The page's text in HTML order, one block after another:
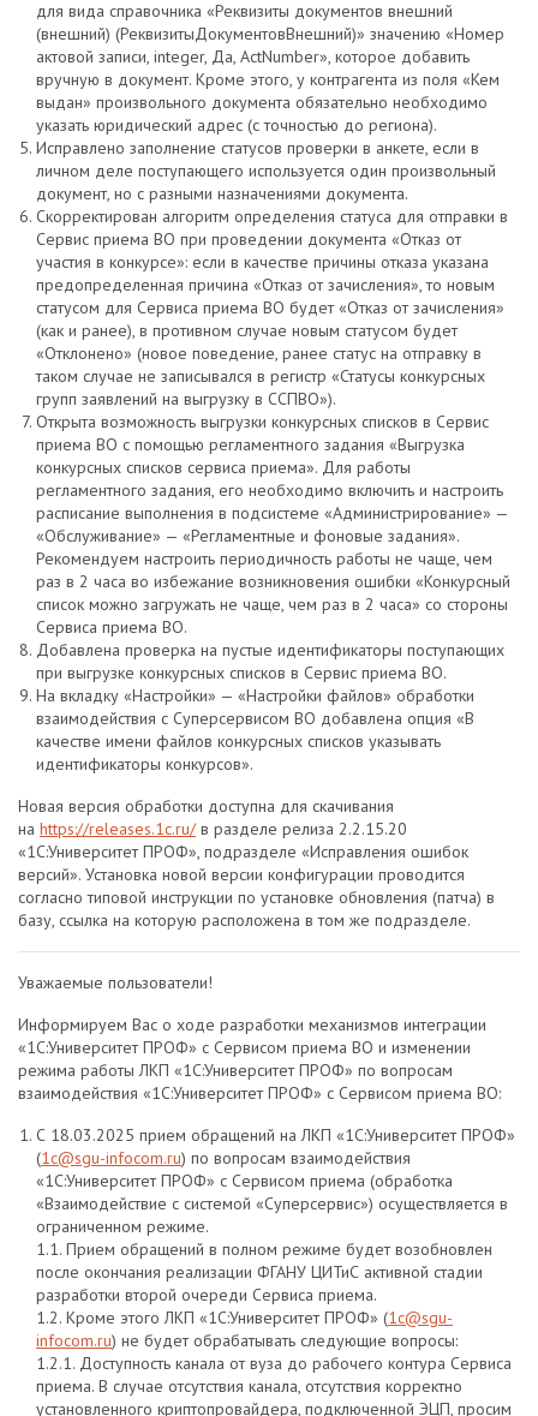
для вида справочника «Реквизиты документов внешний
(внешний) (РеквизитыДокументовВнешний)» значению «Номер
актовой записи, integer, Да, ActNumber», которое добавить
вручную в документ. Кроме этого, у контрагента из поля «Кем
выдан» произвольного документа обязательно необходимо
указать юридический адрес (с точностью до региона).
Исправлено заполнение статусов проверки в анкете, если в
личном деле поступающего используется один произвольный
документ, но с разными назначениями документа.
Скорректирован алгоритм определения статуса для отправки в
Сервис приема ВО при проведении документа «Отказ от
участия в конкурсе»: если в качестве причины отказа указана
предопределенная причина «Отказ от зачисления», то новым
статусом для Сервиса приема ВО будет «Отказ от зачисления»
(как и ранее), в противном случае новым статусом будет
«Отклонено» (новое поведение, ранее статус на отправку в
таком случае не записывался в регистр «Статусы конкурсных
групп заявлений на выгрузку в ССПВО»).
Открыта возможность выгрузки конкурсных списков в Сервис
приема ВО с помощью регламентного задания «Выгрузка
конкурсных списков сервиса приема». Для работы
регламентного задания, его необходимо включить и настроить
расписание выполнения в подсистеме «Администрирование» —
«Обслуживание» — «Регламентные и фоновые задания».
Рекомендуем настроить периодичность работы не чаще, чем
раз в 2 часа во избежание возникновения ошибки «Конкурсный
список можно загружать не чаще, чем раз в 2 часа» со стороны
Сервиса приема ВО.
Добавлена проверка на пустые идентификаторы поступающих
при выгрузке конкурсных списков в Сервис приема ВО.
На вкладку «Настройки» — «Настройки файлов» обработки
взаимодействия с Суперсервисом ВО добавлена опция «В
качестве имени файлов конкурсных списков указывать
идентификаторы конкурсов».
Новая версия обработки доступна для скачивания
на https://releases.1c.ru/в разделе релиза 2.2.15.20
«1С:Университет ПРОФ», подразделе «Исправления ошибок
версий». Установка новой версии конфигурации проводится
согласно типовой инструкции по установке обновления (патча) в
базу, ссылка на которую расположена в том же подразделе.
Уважаемые пользователи!
Информируем Вас о ходе разработки механизмов интеграции
«1С:Университет ПРОФ» с Сервисом приема ВО и изменении
режима работы ЛКП «1С:Университет ПРОФ» по вопросам
взаимодействия «1С:Университет ПРОФ» с Сервисом приема ВО:
С 18.03.2025 прием обращений на ЛКП «1С:Университет ПРОФ»
(1с@sgu-infocom.ru) по вопросам взаимодействия
«1С:Университет ПРОФ» с Сервисом приема (обработка
«Взаимодействие с системой «Суперсервис») осуществляется в
ограниченном режиме.
1.1. Прием обращений в полном режиме будет возобновлен
после окончания реализации ФГАНУ ЦИТиС активной стадии
разработки второй очереди Сервиса приема.
1.2. Кроме этого ЛКП «1С:Университет ПРОФ» (1с@sgu-
infocom.ru) не будет обрабатывать следующие вопросы:
1.2.1. Доступность канала от вуза до рабочего контура Сервиса
приема. В случае отсутствия канала, отсутствия корректно
установленного криптопровайдера, подключенной ЭЦП, просим